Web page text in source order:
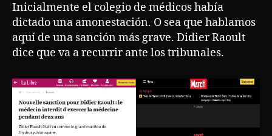
Inicialmente el colegio de médicos había
dictado una amonestación. O sea que hablamos
aquí de una sanción más grave. Didier Raoult
dice que va a recurrir ante los tribunales.